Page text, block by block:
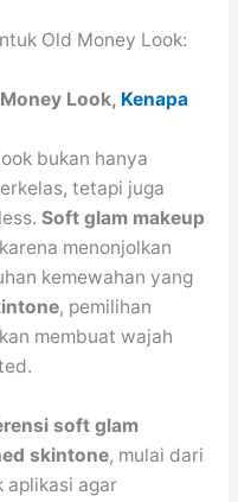
Old Money Look:
Look, Kenapa
bukan hanya
tetapi juga
Soft glam makeup
menonjolkan
kemewahan yang
, pemilihan
membuat wajah
soft glam
skintone, mulai dari
aplikasi agar